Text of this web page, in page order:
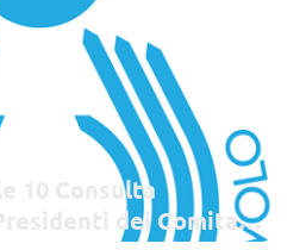
10 Consulta
dei Comitati